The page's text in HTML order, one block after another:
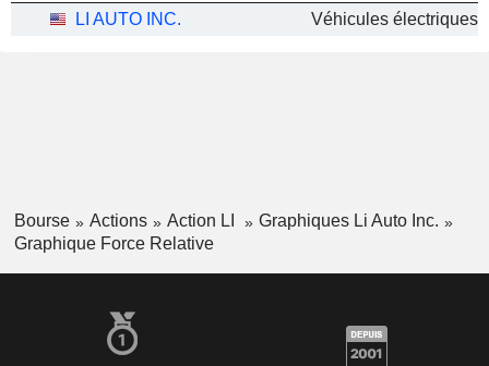
LI AUTO INC. Véhicules électriques
Bourse Actions Action LI
Graphiques Li Auto Inc.
Graphique Force Relative